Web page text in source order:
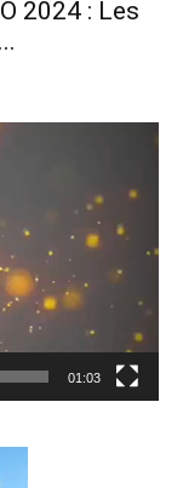
2024 : Les
01:03